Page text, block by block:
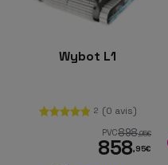
Wybot L1
2 (0 avis)
PVC898,95€
858,95€